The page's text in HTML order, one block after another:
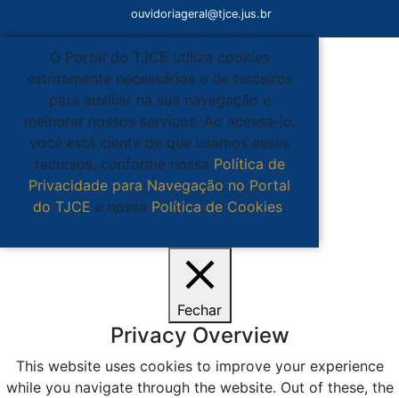
ouvidoriageral@tjce.jus.br
O Portal do TJCE utiliza cookies
estritamente necessários e de terceiros
para auxiliar na sua navegação e
melhorar nossos serviços. Ao acessá-lo,
você está ciente de que usamos esses
recursos, conforme nossa Política de
Privacidade para Navegação no Portal
do TJCE e nossa Política de Cookies.
Fechar
Privacy Overview
This website uses cookies to improve your experience
while you navigate through the website. Out of these, the